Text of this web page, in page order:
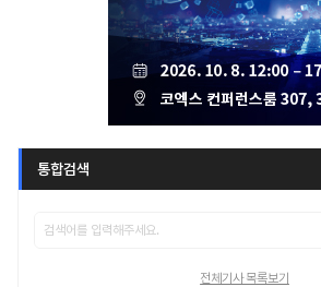
통합검색
전체기사 목록보기